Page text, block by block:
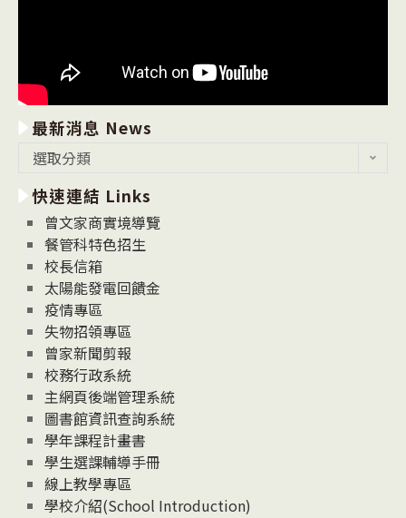
最新消息 News
消
息
News
選取分類
快速連結 Links
曾文家商實境導覽
餐管科特色招生
校長信箱
太陽能發電回饋金
疫情專區
失物招領專區
曾家新聞剪報
校務行政系統
主網頁後端管理系統
圖書館資訊查詢系統
學年課程計畫書
學生選課輔導手冊
線上教學專區
學校介紹(School Introduction)